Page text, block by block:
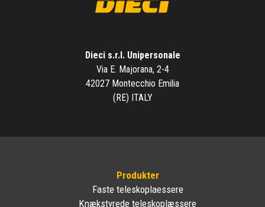
Dieci s.r.l. Unipersonale
Via E. Majorana, 2-4
42027 Montecchio Emilia
(RE) ITALY
Produkter
Faste teleskoplaessere
Knækstyrede teleskoplæssere